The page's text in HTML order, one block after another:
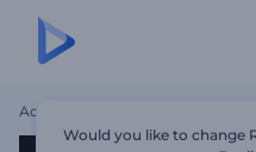
Accueil
Would you like to change